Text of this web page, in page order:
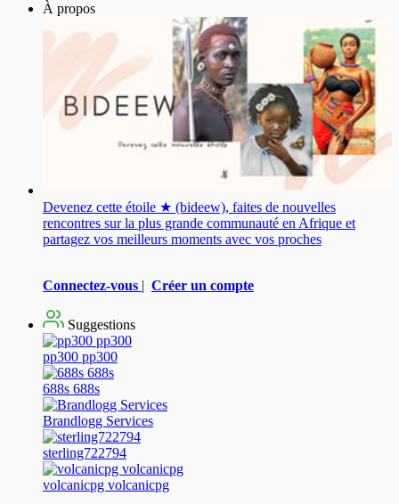
À propos
Devenez cette étoile ★ (bideew), faites de nouvelles
rencontres sur la plus grande communauté en Afrique et
partagez vos meilleurs moments avec vos proches
Connectez-vous | Créer un compte
Suggestions
pp300 pp300
688s 688s
Brandlogg Services
sterling722794
volcanicpg volcanicpg